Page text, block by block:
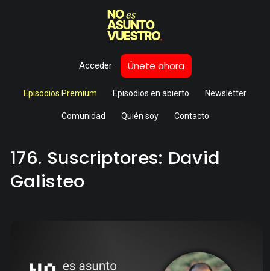
Acceder Únete ahora
Episodios Premium Episodios en abierto Newsletter
Comunidad Quién soy Contacto
176. Suscriptores: David
Galisteo